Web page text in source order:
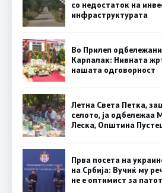
со недостаток на
инфраструктурата
Во Прилеп
Карпалак: Нивната
нашата одговорност
Летна Света Петка,
селото, ја одбележаа
Леска, Општина
Прва посета на
на Србија: Вучиќ му
не е оптимист за